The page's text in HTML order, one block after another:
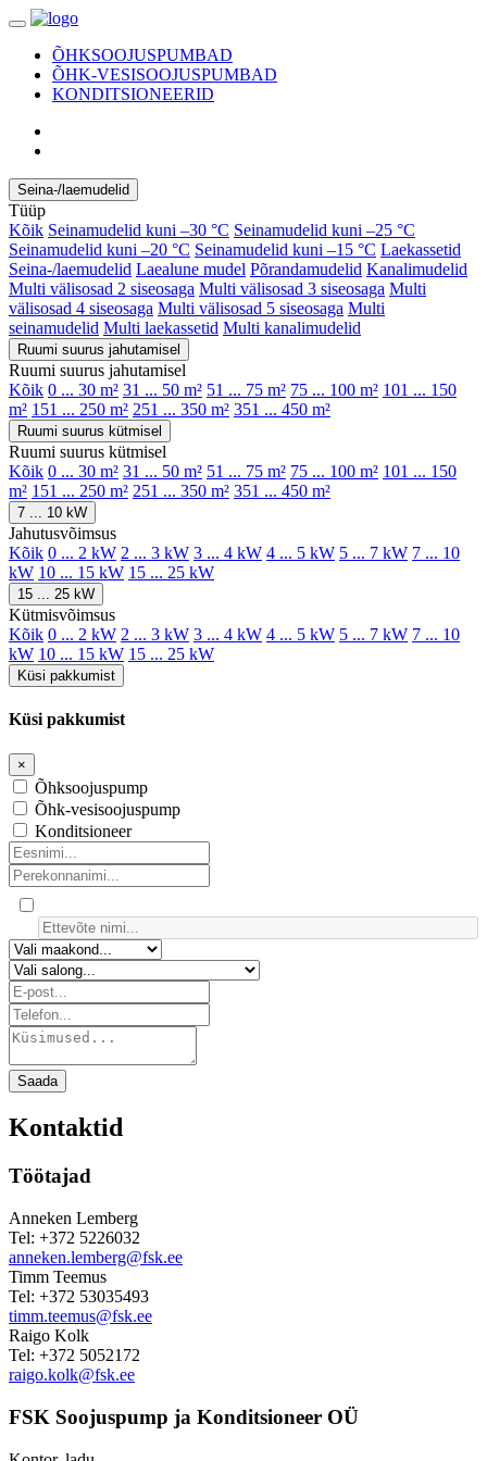
ÕHKSOOJUSPUMBAD
ÕHK-VESISOOJUSPUMBAD
KONDITSIONEERID
Seina-/laemudelid
Tüüp
Kõik Seinamudelid kuni –30 °C Seinamudelid kuni –25 °C
Seinamudelid kuni –20 °C Seinamudelid kuni –15 °C Laekassetid
Seina-/laemudelid Laealune mudel Põrandamudelid Kanalimudelid
Multi välisosad 2 siseosaga Multi välisosad 3 siseosaga Multi
välisosad 4 siseosaga Multi välisosad 5 siseosaga Multi
seinamudelid Multi laekassetid Multi kanalimudelid
Ruumi suurus jahutamisel
Ruumi suurus jahutamisel
Kõik 0 ... 30 m² 31 ... 50 m² 51 ... 75 m² 75 ... 100 m² 101 ... 150
m² 151 ... 250 m² 251 ... 350 m² 351 ... 450 m²
Ruumi suurus kütmisel
Ruumi suurus kütmisel
Kõik 0 ... 30 m² 31 ... 50 m² 51 ... 75 m² 75 ... 100 m² 101 ... 150
m² 151 ... 250 m² 251 ... 350 m² 351 ... 450 m²
7 ... 10 kW
Jahutusvõimsus
Kõik 0 ... 2 kW 2 ... 3 kW 3 ... 4 kW 4 ... 5 kW 5 ... 7 kW 7 ... 10
kW 10 ... 15 kW 15 ... 25 kW
15 ... 25 kW
Kütmisvõimsus
Kõik 0 ... 2 kW 2 ... 3 kW 3 ... 4 kW 4 ... 5 kW 5 ... 7 kW 7 ... 10
kW 10 ... 15 kW 15 ... 25 kW
Küsi pakkumist
Küsi pakkumist
×
Õhksoojuspump
Õhk-vesisoojuspump
Konditsioneer
Saada
Kontaktid
Töötajad
Anneken Lemberg
Tel: +372 5226032
anneken.lemberg@fsk.ee
Timm Teemus
Tel: +372 53035493
timm.teemus@fsk.ee
Raigo Kolk
Tel: +372 5052172
raigo.kolk@fsk.ee
FSK Soojuspump ja Konditsioneer OÜ